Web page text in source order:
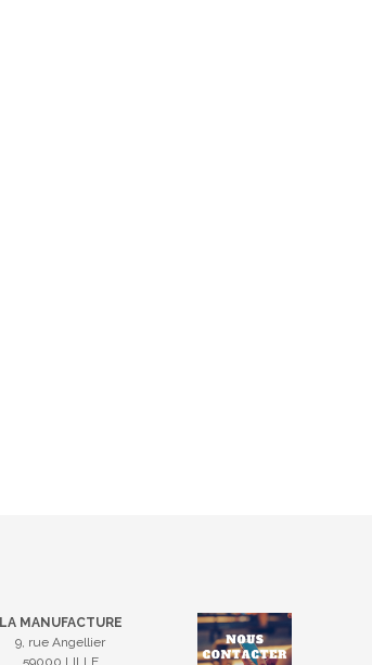
LA MANUFACTURE
9, rue Angellier
59000 LILLE